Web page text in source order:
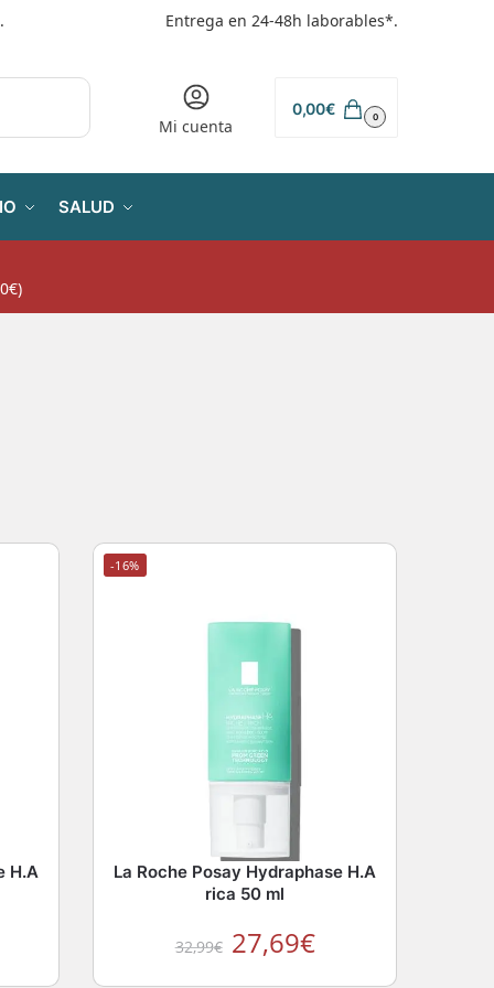
Entrega en 24-48h laborables*.
Mi cuenta
0,00€ 0
SALUD
H.A
-16%
La Roche Posay Hydraphase H.A
rica 50 ml
32,99€ 27,69€